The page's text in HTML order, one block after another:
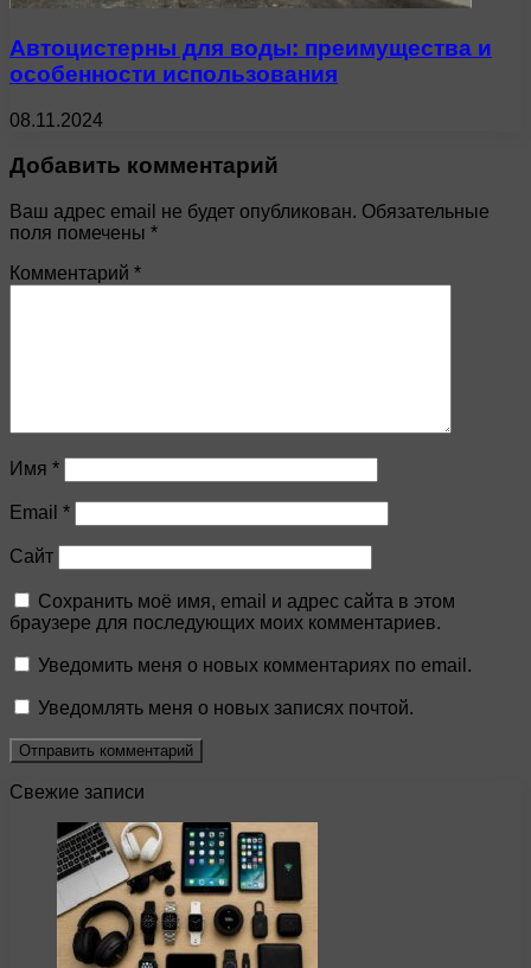
Автоцистерны для воды: преимущества и
особенности использования
08.11.2024
Добавить комментарий
Ваш адрес email не будет опубликован. Обязательные
поля помечены *
Комментарий *
Имя *
Email *
Сайт
Сохранить моё имя, email и адрес сайта в этом
браузере для последующих моих комментариев.
Уведомить меня о новых комментариях по email.
Уведомлять меня о новых записях почтой.
Свежие записи